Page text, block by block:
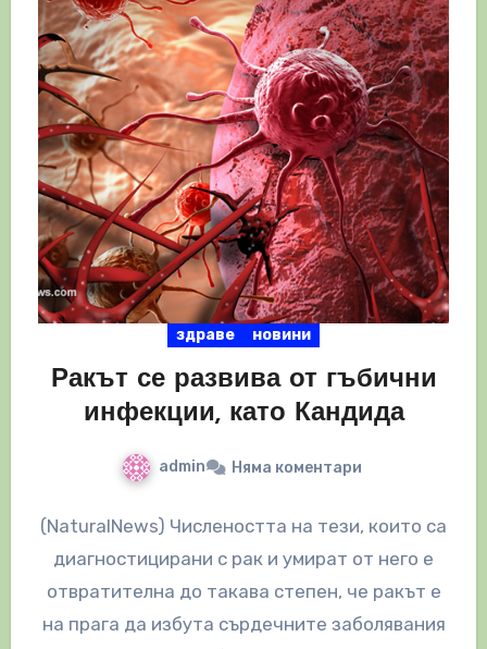
здраве новини
Ракът се развива от гъбични
инфекции, като Кандида
admin Няма коментари
(NaturalNews) Числеността на тези, които са
диагностицирани с рак и умират от него е
отвратителна до такава степен, че ракът е
на прага да избута сърдечните заболявания